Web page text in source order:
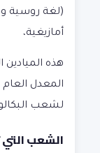
(لغة روسية
أمازيغية،
هذه الميادين
المعدل
لشعب
الشعب التي